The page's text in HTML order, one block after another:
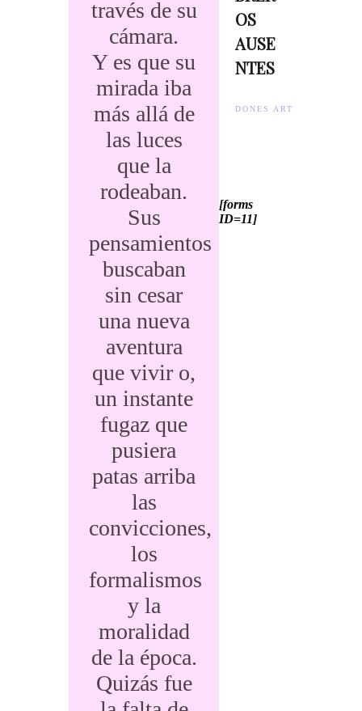
través de su
cámara.
Y es que su
mirada iba
más allá de
las luces
que la
rodeaban.
Sus
pensamientos
buscaban
sin cesar
una nueva
aventura
que vivir o,
un instante
fugaz que
pusiera
patas arriba
las
convicciones,
los
formalismos
y la
moralidad
de la época.
Quizás fue
OS
AUSE
NTES
DONES ARTISTES.
[forms
ID=11]